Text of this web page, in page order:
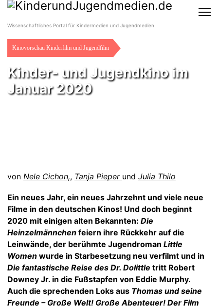
Wissenschaftliches Portal für Kindermedien und Jugendmedien
Kinovorschau Kinderfilm und Jugendfilm
Kinder- und Jugendkino im
Januar 2020
von Nele Cichon,, Tanja Pieper und Julia Thilo
Ein neues Jahr, ein neues Jahrzehnt und viele neue
Filme in den deutschen Kinos! Und doch beginnt
2020 mit einigen alten Bekannten: Die
Heinzelmännchen feiern ihre Rückkehr auf die
Leinwände, der berühmte Jugendroman Little
Women wurde in Starbesetzung neu verfilmt und in
Die fantastische Reise des Dr. Dolittle tritt Robert
Downey Jr. in die Fußstapfen von Eddie Murphy.
Auch die sprechenden Loks aus Thomas und seine
Freunde – Große Welt! Große Abenteuer! Der Film